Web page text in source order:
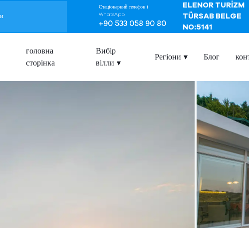
Стаціонарний телефон і
WhatsApp
+90 533 058 90 80
ELENOR TURİZM
TÜRSAB BELGE
NO:5141
головна
сторінка
Вибір
вілли
Регіони Блог